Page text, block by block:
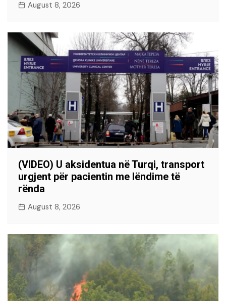
August 8, 2026
(VIDEO) U aksidentua në Turqi, transport
urgjent për pacientin me lëndime të
rënda
August 8, 2026